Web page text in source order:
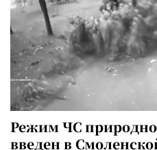
Режим ЧС
введен в